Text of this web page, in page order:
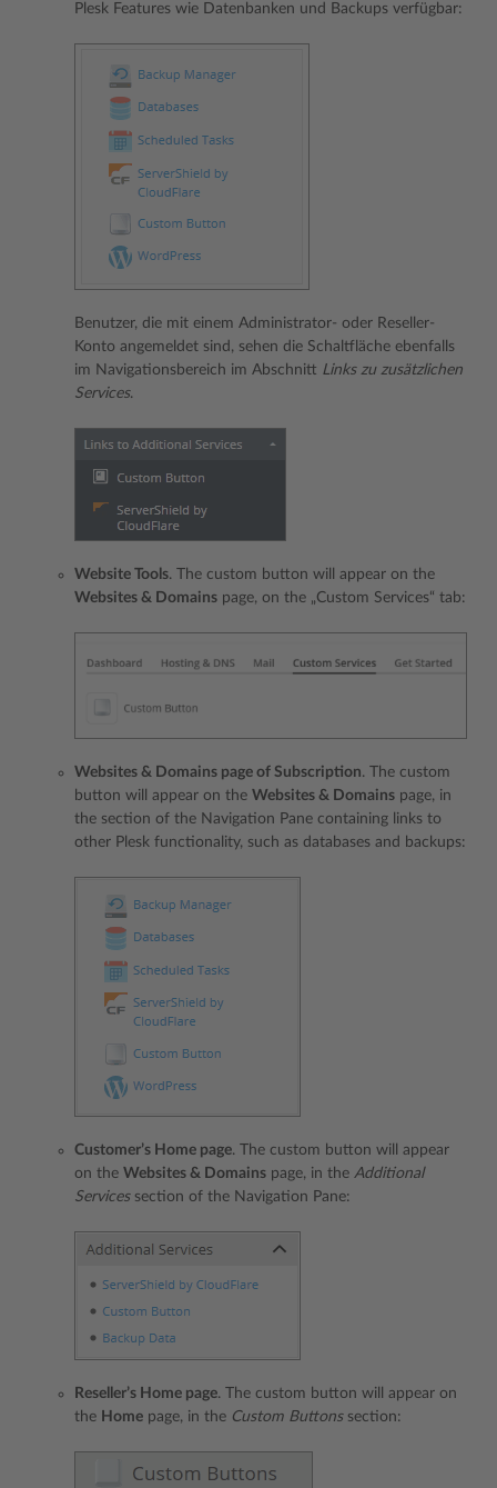
Plesk Features wie Datenbanken und Backups verfügbar:
Benutzer, die mit einem Administrator- oder Reseller-
Konto angemeldet sind, sehen die Schaltfläche ebenfalls
im Navigationsbereich im Abschnitt Links zu zusätzlichen
Services.
Website Tools. The custom button will appear on the
Websites & Domains page, on the „Custom Services“ tab:
Websites & Domains page of Subscription. The custom
button will appear on the Websites & Domains page, in
the section of the Navigation Pane containing links to
other Plesk functionality, such as databases and backups:
Customer’s Home page. The custom button will appear
on the Websites & Domains page, in the Additional
Servicessection of the Navigation Pane:
Reseller’s Home page. The custom button will appear on
the Home page, in the Custom Buttonssection: